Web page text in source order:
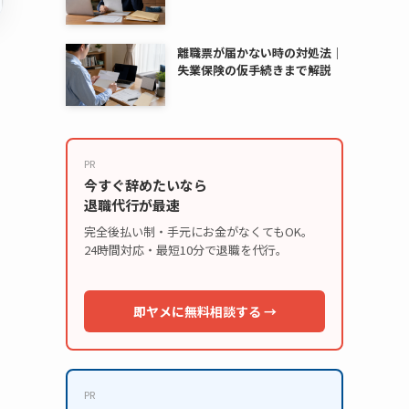
離職票が届かない時の対処法｜
失業保険の仮手続きまで解説
PR
今すぐ辞めたいなら
退職代行が最速
完全後払い制・手元にお金がなくてもOK。
24時間対応・最短10分で退職を代行。
即ヤメに無料相談する →
PR